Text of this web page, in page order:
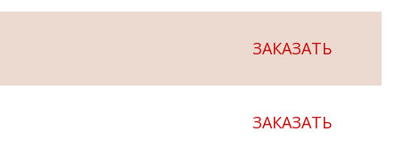
ЗАКАЗАТЬ
ЗАКАЗАТЬ